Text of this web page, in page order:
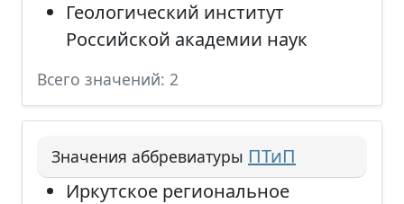
Геологический институт
Российской академии наук
Всего значений: 2
Значения аббревиатуры ПТиП
Иркутское региональное